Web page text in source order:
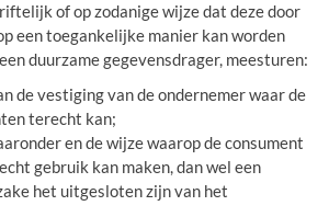
of op zodanige wijze dat deze door
een toegankelijke manier kan worden
duurzame gegevensdrager, meesturen:
de vestiging van de ondernemer waar de
terecht kan;
en de wijze waarop de consument
gebruik kan maken, dan wel een
het uitgesloten zijn van het